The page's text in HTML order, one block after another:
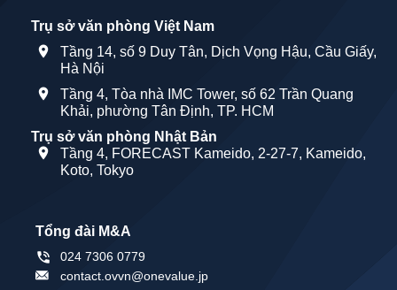
Trụ sở văn phòng Việt Nam
Tầng 14, số 9 Duy Tân, Dịch Vọng Hậu, Cầu Giấy,
Hà Nội
Tầng 4, Tòa nhà IMC Tower, số 62 Trần Quang
Khải, phường Tân Định, TP. HCM
Trụ sở văn phòng Nhật Bản
Tầng 4, FORECAST Kameido, 2-27-7, Kameido,
Koto, Tokyo
Tổng đài M&A
024 7306 0779
contact.ovvn@onevalue.jp